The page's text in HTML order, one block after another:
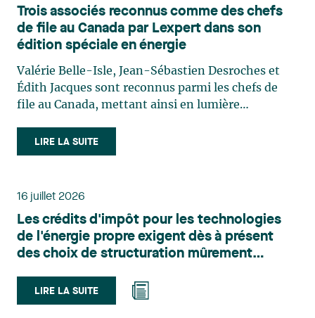
Trois associés reconnus comme des chefs
de file au Canada par Lexpert dans son
édition spéciale en énergie
Valérie Belle-Isle, Jean-Sébastien Desroches et
Édith Jacques sont reconnus parmi les chefs de
file au Canada, mettant ainsi en lumière
le domaine du droit des technologies. Valérie
Belle-Isle est associée au sein du groupe de droit
principalement sur le droit de l’environnement,
du territoire. Elle conseille et représente une
clientèle publique et privée dans le cadre d’enjeux
touchant notamment les obligations
et de permis, l’application et la contestation de
règlements d’urbanisme, ainsi que les dossiers
LIRE LA SUITE
16 juillet 2026
Les crédits d'impôt pour les technologies
de l'énergie propre exigent dès à présent
des choix de structuration mûrement
LIRE LA SUITE